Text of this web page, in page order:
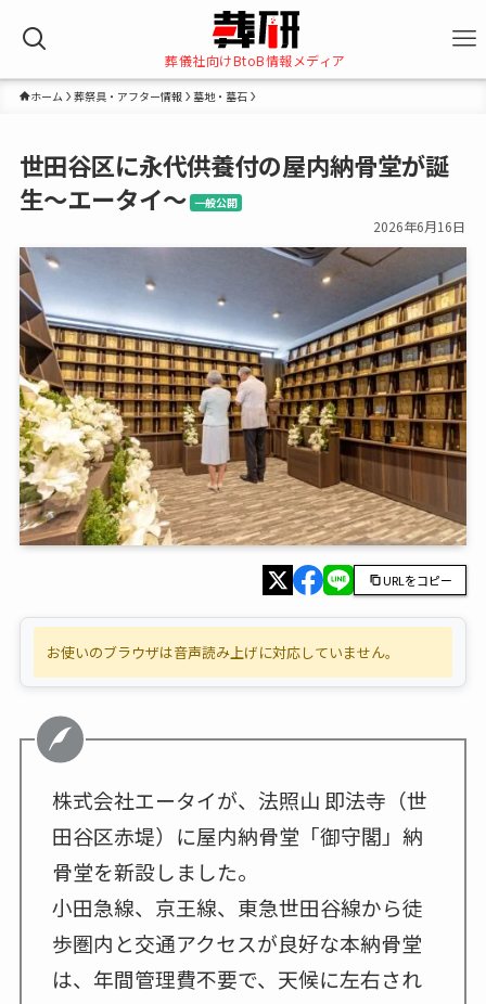
葬儀社向けBtoB情報メディア
ホーム 葬祭具・アフター情報 墓地・墓石
世田谷区に永代供養付の屋内納骨堂が誕
生～エータイ～ 一般公開
2026年6月16日
URLをコピー
お使いのブラウザは音声読み上げに対応していません。
株式会社エータイが、法照山 即法寺（世
田谷区赤堤）に屋内納骨堂「御守閣」納
骨堂を新設しました。
小田急線、京王線、東急世田谷線から徒
歩圏内と交通アクセスが良好な本納骨堂
は、年間管理費不要で、天候に左右され